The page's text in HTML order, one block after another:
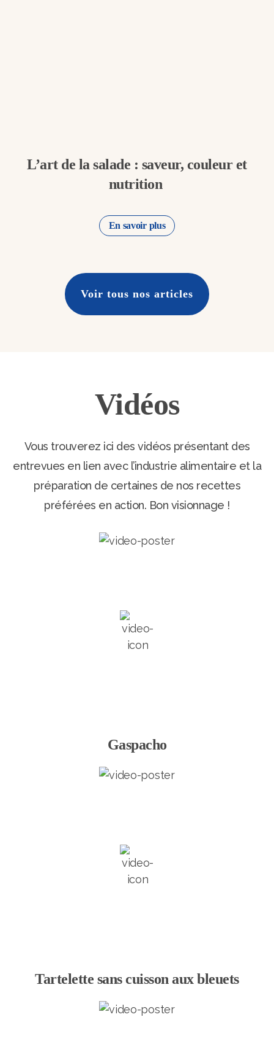
L’art de la salade : saveur, couleur et
nutrition
En savoir plus
Voir tous nos articles
Vidéos
Vous trouverez ici des vidéos présentant des
entrevues en lien avec l’industrie alimentaire et la
préparation de certaines de nos recettes
préférées en action. Bon visionnage !
Gaspacho
Tartelette sans cuisson aux bleuets